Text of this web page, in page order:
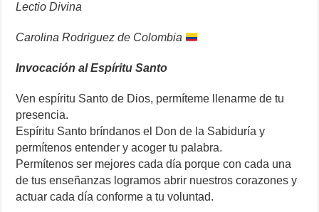
Lectio Divina
Carolina Rodriguez de Colombia
Invocación al Espíritu Santo
Ven espíritu Santo de Dios, permíteme llenarme de tu
presencia.
Espíritu Santo bríndanos el Don de la Sabiduría y
permítenos entender y acoger tu palabra.
Permítenos ser mejores cada día porque con cada una
de tus enseñanzas logramos abrir nuestros corazones y
actuar cada día conforme a tu voluntad.